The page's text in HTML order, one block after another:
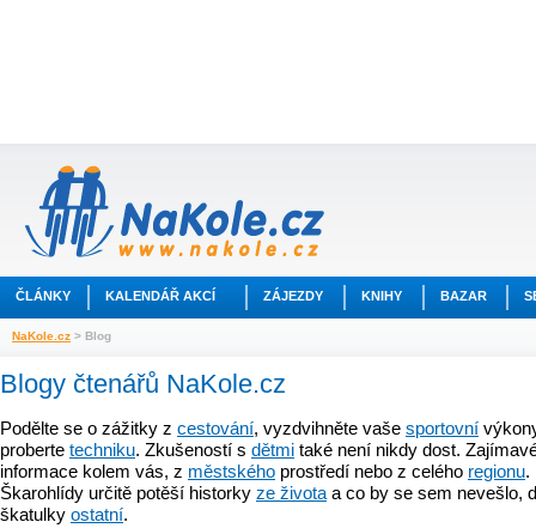
ČLÁNKY KALENDÁŘ AKCÍ ZÁJEZDY KNIHY BAZAR
NaKole.cz > Blog
Blogy čtenářů NaKole.cz
Podělte se o zážitky z cestování, vyzdvihněte vaše sportovní
proberte techniku. Zkušeností s dětmi také není nikdy dost.
informace kolem vás, z městského prostředí nebo z celého regionu.
Škarohlídy určitě potěší historky ze života a co by se sem nevešlo,
škatulky ostatní.